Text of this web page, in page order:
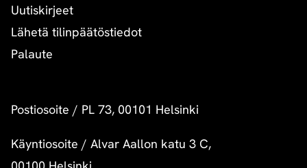
Uutiskirjeet
Lähetä tilinpäätöstiedot
Palaute
Postiosoite / PL 73, 00101 Helsinki
Käyntiosoite / Alvar Aallon katu 3 C,